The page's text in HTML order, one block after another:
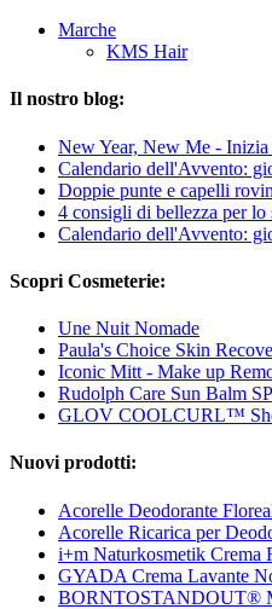
Marche
KMS Hair
Il nostro blog:
New Year, New Me -
Calendario dell'Avvento:
Doppie punte e capelli
4 consigli di bellezza per
Calendario dell'Avvento:
Scopri Cosmeterie:
Une Nuit Nomade
Paula's Choice Skin
Iconic Mitt - Make up
Rudolph Care Sun Balm
GLOV COOLCURL™
Nuovi prodotti:
Acorelle Deodorante
Acorelle Ricarica per
i+m Naturkosmetik Crema
GYADA Crema Lavante
BORNTOSTANDOUT®